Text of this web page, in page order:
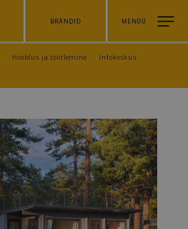
BRÄNDID MENÜÜ
Hooldus ja töötlemine
Infokeskus